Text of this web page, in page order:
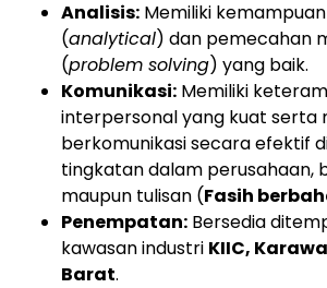
Analisis: Memiliki
(analytical) dan pemecahan
(problem solving) yang baik.
Komunikasi: Memiliki
interpersonal yang kuat serta
berkomunikasi secara efektif
tingkatan dalam perusahaan,
maupun tulisan (Fasih
Penempatan: Bersedia
kawasan industri KIIC,
Barat.